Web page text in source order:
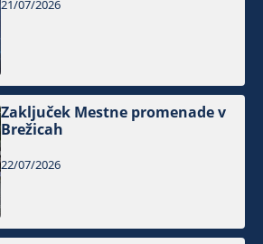
21/07/2026
Zaključek Mestne promenade v
Brežicah
22/07/2026